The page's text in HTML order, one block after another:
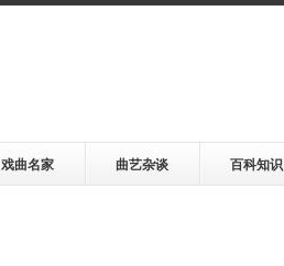
戏曲名家 曲艺杂谈 百科知识